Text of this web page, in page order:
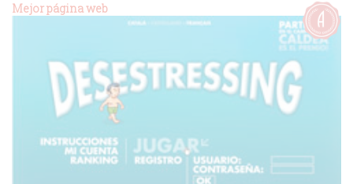
Mejor página web